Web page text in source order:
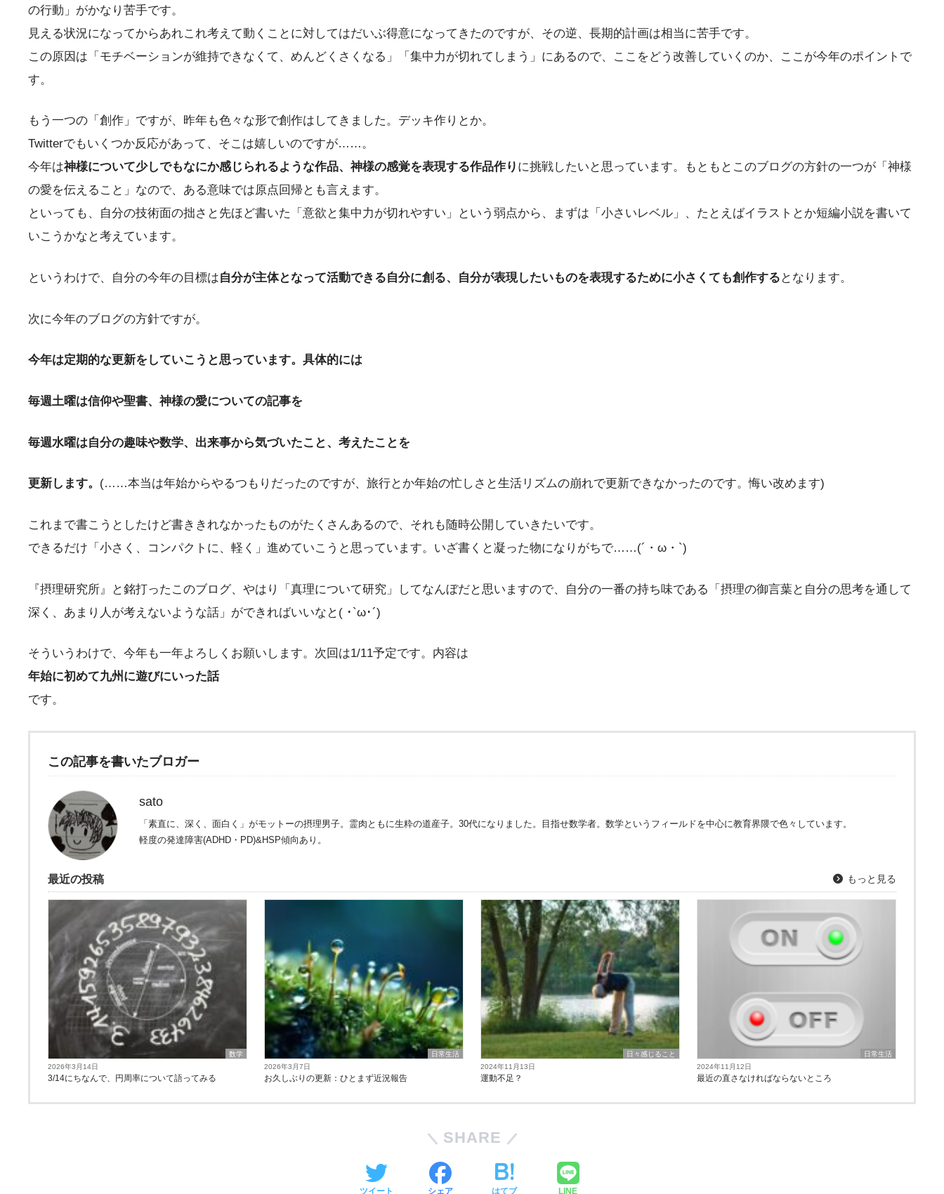
の行動」がかなり苦手です。
見える状況になってからあれこれ考えて動くことに対してはだいぶ得意になってきたのですが、その逆、長期的計画は相当に苦手です。
この原因は「モチベーションが維持できなくて、めんどくさくなる」「集中力が切れてしまう」にあるので、ここをどう改善していくのか、ここが今年のポイントで
す。
もう一つの「創作」ですが、昨年も色々な形で創作はしてきました。デッキ作りとか。
Twitterでもいくつか反応があって、そこは嬉しいのですが……。
今年は神様について少しでもなにか感じられるような作品、神様の感覚を表現する作品作り に挑戦したいと思っています。もともとこのブログの方針の一つが「神様
の愛を伝えること」なので、ある意味では原点回帰とも言えます。
といっても、自分の技術面の拙さと先ほど書いた「意欲と集中力が切れやすい」という弱点から、まずは「小さいレベル」、たとえばイラストとか短編小説を書いて
いこうかなと考えています。
というわけで、自分の今年の目標は自分が主体となって活動できる自分に創る、自分が表現したいものを表現するために小さくても創作する となります。
次に今年のブログの方針ですが。
今年は定期的な更新をしていこうと思っています。具体的には
毎週土曜は信仰や聖書、神様の愛についての記事を
毎週水曜は自分の趣味や数学、出来事から気づいたこと、考えたことを
更新します。 (……本当は年始からやるつもりだったのですが、旅行とか年始の忙しさと生活リズムの崩れで更新できなかったのです。悔い改めます)
これまで書こうとしたけど書ききれなかったものがたくさんあるので、それも随時公開していきたいです。
できるだけ「小さく、コンパクトに、軽く」進めていこうと思っています。いざ書くと凝った物になりがちで……(´・ω・`)
『摂理研究所』と銘打ったこのブログ、やはり「真理について研究」してなんぼだと思いますので、自分の一番の持ち味である「摂理の御言葉と自分の思考を通して
深く、あまり人が考えないような話」ができればいいなと( ･`ω･´)
そういうわけで、今年も一年よろしくお願いします。次回は1/11予定です。内容は
年始に初めて九州に遊びにいった話
です。
この記事を書いたブロガー
sato
「素直に、深く、面白く」がモットーの摂理男子。霊肉ともに生粋の道産子。30代になりました。目指せ数学者。数学というフィールドを中心に教育界隈で色々しています。
軽度の発達障害(ADHD・PD)&HSP傾向あり。
最近の投稿 もっと見る
数学
2026年3月14日
3/14にちなんで、円周率について語ってみる
日常生活
2026年3月7日
お久しぶりの更新：ひとまず近況報告
日々感じること
2024年11月13日
運動不足？
日常生活
2024年11月12日
最近の直さなければならないところ
SHARE
ツイート シェア はてブ LINE